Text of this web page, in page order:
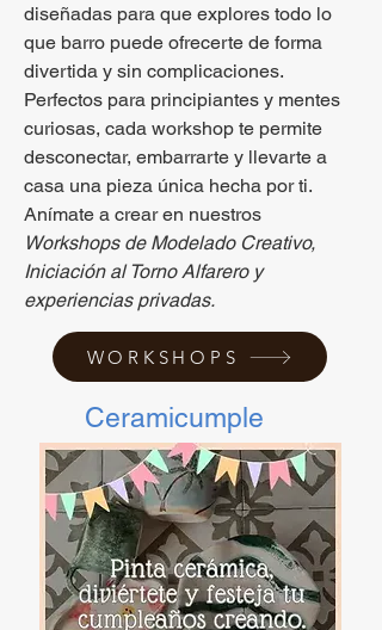
diseñadas para que explores todo lo
que barro puede ofrecerte de forma
divertida y sin complicaciones.
Perfectos para principiantes y mentes
curiosas, cada workshop te permite
desconectar, embarrarte y llevarte a
casa una pieza única hecha por ti.
Anímate a crear en nuestros
Workshops de Modelado Creativo,
Iniciación al Torno Alfarero y
experiencias privadas.
WORKSHOPS
Ceramicumple